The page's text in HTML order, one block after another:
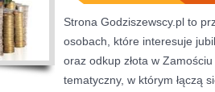
Strona Godziszewscy.pl to
osobach, które interesuje
oraz odkup złota w
tematyczny, w którym łączą